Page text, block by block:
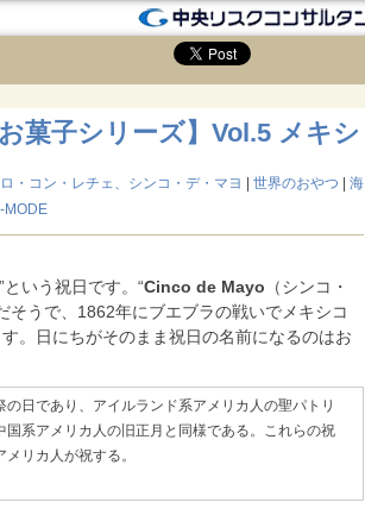
菓子シリーズ】Vol.5 メキシ
・コン・レチェ、シンコ・デ・マヨ 世界のおやつ
海
MODE
”という祝日です。“Cinco de Mayo （シンコ・
そうで、1862年にブエブラの戦いでメキシコ
。日にちがそのまま祝日の名前になるのはお
日であり、アイルランド系アメリカ人の聖パトリ
系アメリカ人の旧正月と同様である。これらの祝
リカ人が祝する。